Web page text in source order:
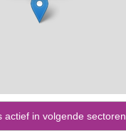
actief in volgende sectoren